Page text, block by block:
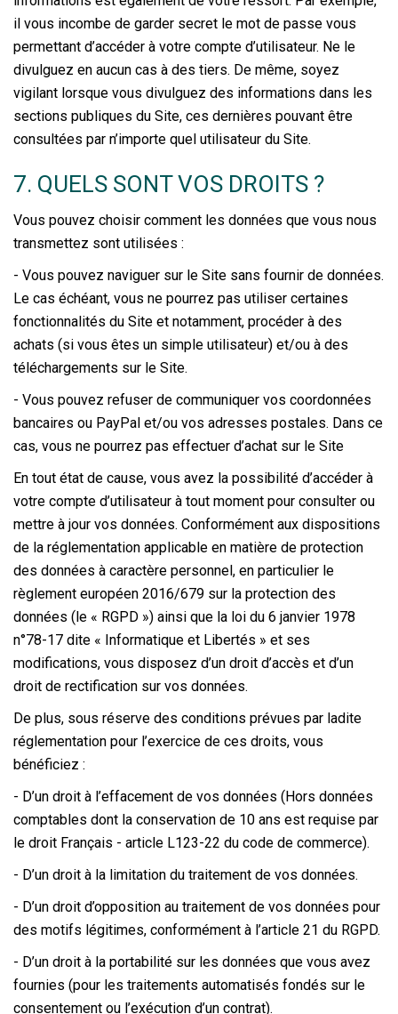
il vous incombe de garder secret le mot de passe vous
permettant d’accéder à votre compte d’utilisateur. Ne le
divulguez en aucun cas à des tiers. De même, soyez
vigilant lorsque vous divulguez des informations dans les
sections publiques du Site, ces dernières pouvant être
consultées par n’importe quel utilisateur du Site.
7. QUELS SONT VOS DROITS ?
Vous pouvez choisir comment les données que vous nous
transmettez sont utilisées :
- Vous pouvez naviguer sur le Site sans fournir de données.
Le cas échéant, vous ne pourrez pas utiliser certaines
fonctionnalités du Site et notamment, procéder à des
achats (si vous êtes un simple utilisateur) et/ou à des
téléchargements sur le Site.
- Vous pouvez refuser de communiquer vos coordonnées
bancaires ou PayPal et/ou vos adresses postales. Dans ce
cas, vous ne pourrez pas effectuer d’achat sur le Site
En tout état de cause, vous avez la possibilité d’accéder à
votre compte d’utilisateur à tout moment pour consulter ou
mettre à jour vos données. Conformément aux dispositions
de la réglementation applicable en matière de protection
des données à caractère personnel, en particulier le
règlement européen 2016/679 sur la protection des
données (le « RGPD ») ainsi que la loi du 6 janvier 1978
n°78-17 dite « Informatique et Libertés » et ses
modifications, vous disposez d’un droit d’accès et d’un
droit de rectification sur vos données.
De plus, sous réserve des conditions prévues par ladite
réglementation pour l’exercice de ces droits, vous
bénéficiez :
- D’un droit à l’effacement de vos données (Hors données
comptables dont la conservation de 10 ans est requise par
le droit Français - article L123-22 du code de commerce).
- D’un droit à la limitation du traitement de vos données.
- D’un droit d’opposition au traitement de vos données pour
des motifs légitimes, conformément à l’article 21 du RGPD.
- D’un droit à la portabilité sur les données que vous avez
fournies (pour les traitements automatisés fondés sur le
consentement ou l’exécution d’un contrat).